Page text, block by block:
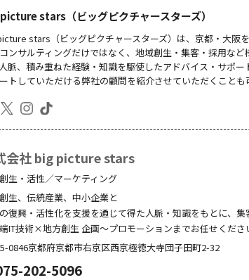
stars（ビッグピクチャースターズ）
stars（ビッグピクチャースターズ）は、京都・大阪
ンサルティングだけではなく、地域創生・集客・採用な
脈、積み重ねた経験・知識を駆使したアドバイス・サポ
トしていただける弊社の顧問を紹介させていただくことも
会社 big picture stars
生・活性／マーケティング
生、伝統産業、中小企業と
復興・活性化を支援を通じて得た人脈・知識をもとに、
IT技術×地方創生 企画～プロモーションまでお任せくださ
0846京都府京都市右京区西京極徳大寺団子田町2-32
202-5096